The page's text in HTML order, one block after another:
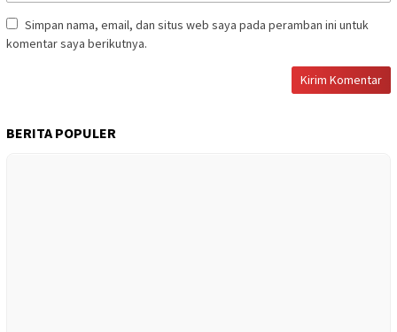
Simpan nama, email, dan situs web saya pada peramban ini untuk
komentar saya berikutnya.
BERITA POPULER